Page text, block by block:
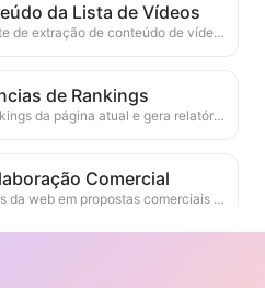
da Lista de Vídeos
Uma ferramenta eficiente de extração de conteúdo de vídeo da web, capaz de escanear rapidamente páginas da web e organizar as informações de vídeo em uma tabela Markdown estruturada.
de Rankings
Analisa os dados de rankings da página atual e gera relatórios de tendências. Identifica categorias populares, tipos de produtos em rápida ascensão e tecnologias emergentes. Fornece insights de mercado em tempo real para ajudar a entender as últimas tendências de produtos e movimentos de mercado.
Comercial
Transformar informações da web em propostas comerciais personalizadas, mensagens privadas de colaboração, fornecendo modelos prontos e guias de acompanhamento, simplificando o processo de colaboração.